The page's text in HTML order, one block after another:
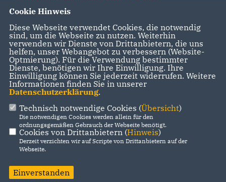
Cookie Hinweis
Diese Webseite verwendet Cookies, die notwendig
sind, um die Webseite zu nutzen. Weiterhin
verwenden wir Dienste von Drittanbietern, die uns
helfen, unser Webangebot zu verbessern (Website-
Optmierung). Für die Verwendung bestimmter
Dienste, benötigen wir Ihre Einwilligung. Ihre
Einwilligung können Sie jederzeit widerrufen. Weitere
Informationen finden Sie in unserer
Datenschutzerklärung.
Technisch notwendige Cookies (Übersicht)
Die notwendigen Cookies werden allein für den
ordnungsgemäßen Gebrauch der Webseite benötigt.
Cookies von Drittanbietern (Hinweis)
Derzeit verzichten wir auf Scripte von Drittanbietern auf der
Webseite.
Einverstanden